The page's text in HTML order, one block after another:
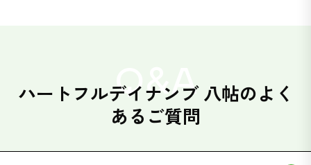
ハートフルデイナンブ 八帖のよく
あるご質問
Q&A